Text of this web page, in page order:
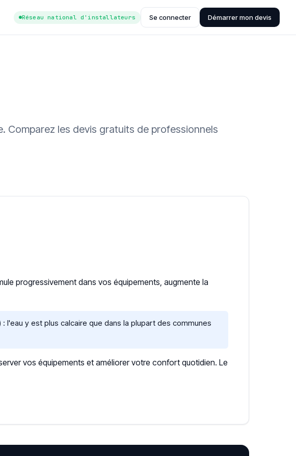
Réseau national d'installateurs Se connecter Démarrer mon devis
Comparez les devis gratuits de professionnels
progressivement dans vos équipements, augmente la
l'eau y est plus calcaire que dans la plupart des communes
vos équipements et améliorer votre confort quotidien. Le